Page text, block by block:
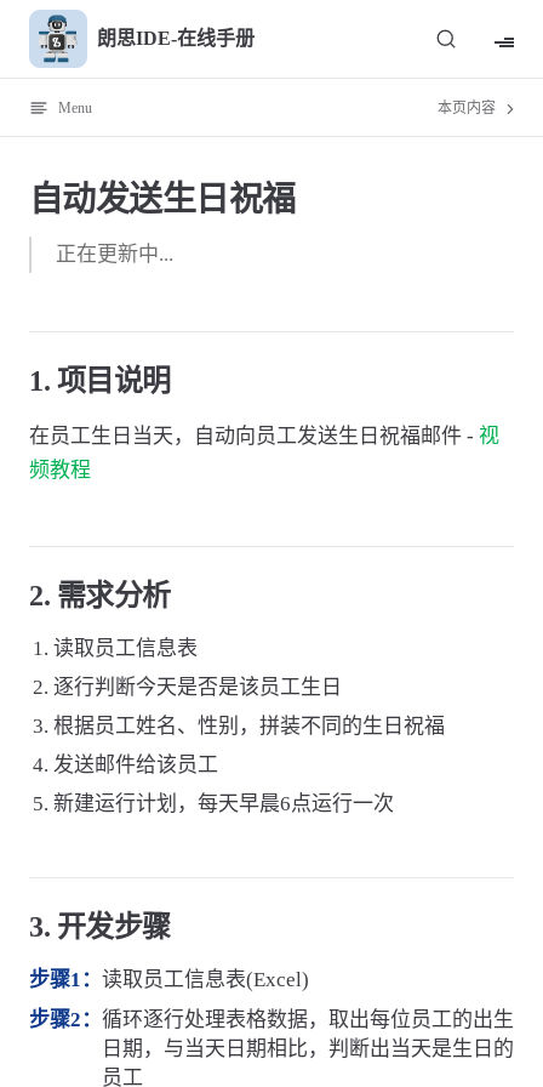
Skip to content朗思IDE-在线手册
Menu 本页内容
自动发送生日祝福
正在更新中...
1. 项目说明
在员工生日当天，自动向员工发送生日祝福邮件 - 视
频教程
2. 需求分析
读取员工信息表
逐行判断今天是否是该员工生日
根据员工姓名、性别，拼装不同的生日祝福
发送邮件给该员工
新建运行计划，每天早晨6点运行一次
3. 开发步骤
步骤1： 读取员工信息表(Excel)
步骤2： 循环逐行处理表格数据，取出每位员工的出生
日期，与当天日期相比，判断出当天是生日的
员工